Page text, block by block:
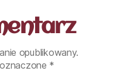
opublikowany.
*